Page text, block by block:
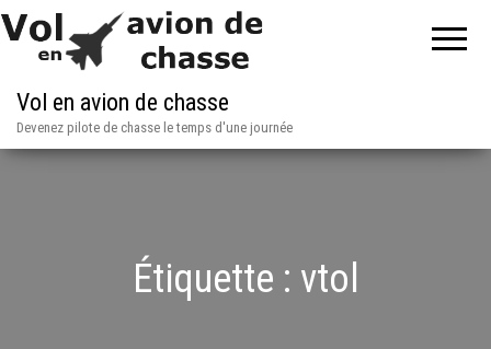
Vol en avion de chasse
Devenez pilote de chasse le temps d'une journée
Étiquette : vtol